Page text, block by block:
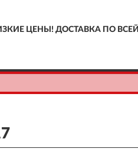
ЦЕНЫ! ДОСТАВКА ПО ВСЕЙ